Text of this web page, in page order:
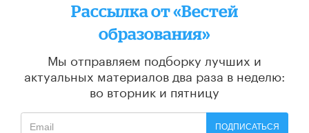
Рассылка от «Вестей
образования»
Мы отправляем подборку лучших и
актуальных материалов два раза в неделю:
во вторник и пятницу
ПОДПИСАТЬСЯ